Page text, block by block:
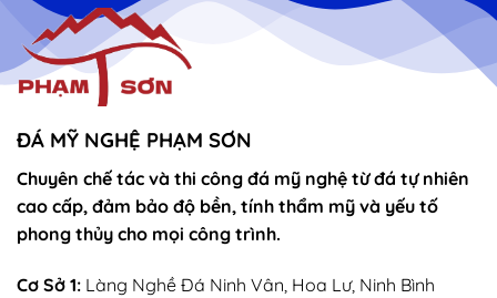
ĐÁ MỸ NGHỆ PHẠM SƠN
Chuyên chế tác và thi công đá mỹ nghệ từ đá tự nhiên
cao cấp, đảm bảo độ bền, tính thẩm mỹ và yếu tố
phong thủy cho mọi công trình.
Cơ Sở 1: Làng Nghề Đá Ninh Vân, Hoa Lư, Ninh Bình